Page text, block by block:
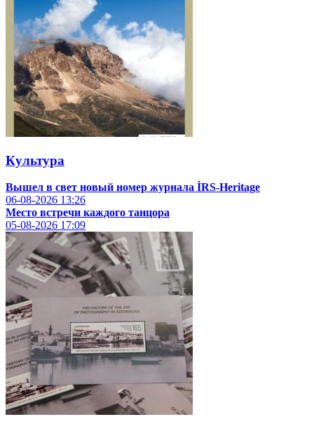
Культура
Вышел в свет новый номер журнала İRS-Heritage
06-08-2026 13:26
Место встречи каждого танцора
05-08-2026 17:09